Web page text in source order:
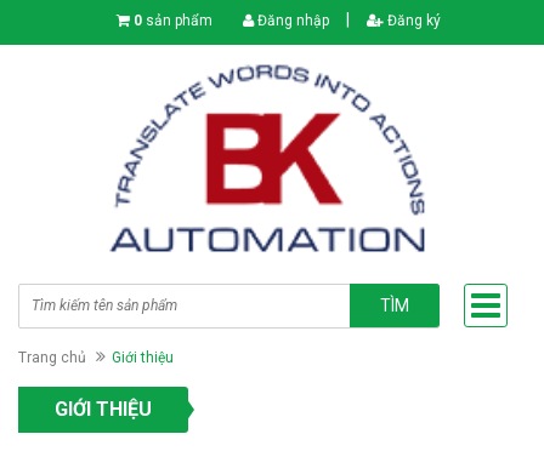
0 sản phẩm Đăng nhập Đăng ký
TÌM
Trang chủ Giới thiệu
GIỚI THIỆU